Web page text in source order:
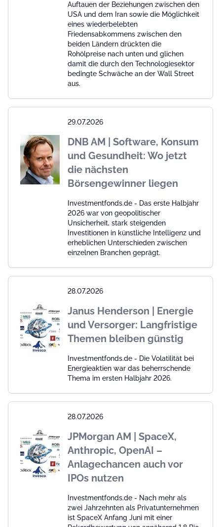
Auftauen der Beziehungen zwischen den
USA und dem Iran sowie die Möglichkeit
eines wiederbelebten
Friedensabkommens zwischen den
beiden Ländern drückten die
Rohölpreise nach unten und glichen
damit die durch den Technologiesektor
bedingte Schwäche an der Wall Street
aus.
29.07.2026
DNB AM | Software, Konsum
und Gesundheit: Wo jetzt
die nächsten
Börsengewinner liegen
Investmentfonds.de - Das erste Halbjahr
2026 war von geopolitischer
Unsicherheit, stark steigenden
Investitionen in künstliche Intelligenz und
erheblichen Unterschieden zwischen
einzelnen Branchen geprägt.
28.07.2026
Janus Henderson | Energie
und Versorger: Langfristige
Themen bleiben günstig
Investmentfonds.de - Die Volatilität bei
Energieaktien war das beherrschende
Thema im ersten Halbjahr 2026.
28.07.2026
JPMorgan AM | SpaceX,
Anthropic, OpenAI –
Anlagechancen auch vor
IPOs nutzen
Investmentfonds.de - Nach mehr als
zwei Jahrzehnten als Privatunternehmen
ist SpaceX Anfang Juni mit einer